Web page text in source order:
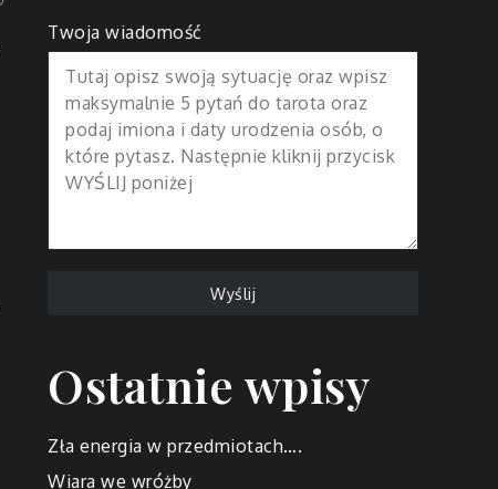
Twoja wiadomość
Ostatnie wpisy
Zła energia w przedmiotach….
Wiara we wróżby